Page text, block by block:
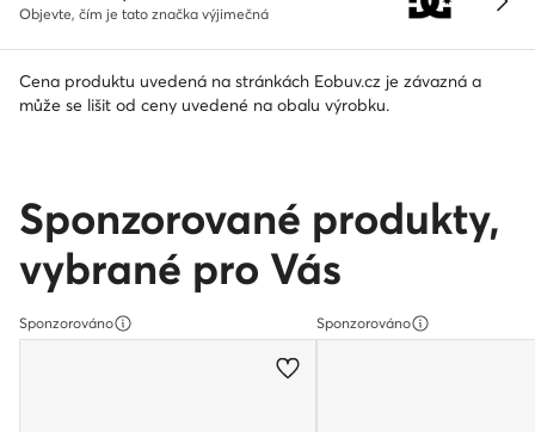
Objevte, čím je tato značka výjimečná
Cena produktu uvedená na stránkách Eobuv.cz je závazná a
může se lišit od ceny uvedené na obalu výrobku.
Sponzorované produkty,
vybrané pro Vás
Sponzorováno Sponzorováno